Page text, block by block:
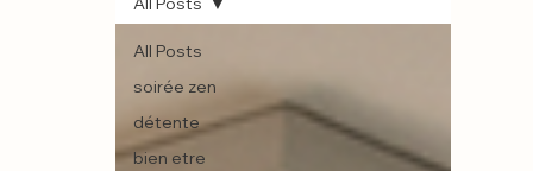
All Posts
soirée zen
détente
bien etre